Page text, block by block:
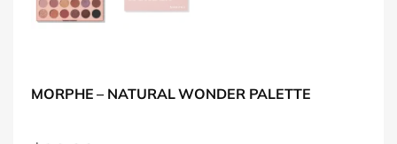
MORPHE – NATURAL WONDER PALETTE